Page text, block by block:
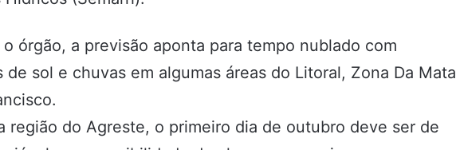
órgão, a previsão aponta para tempo nublado com
sol e chuvas em algumas áreas do Litoral, Zona Da Mata
região do Agreste, o primeiro dia de outubro deve ser de